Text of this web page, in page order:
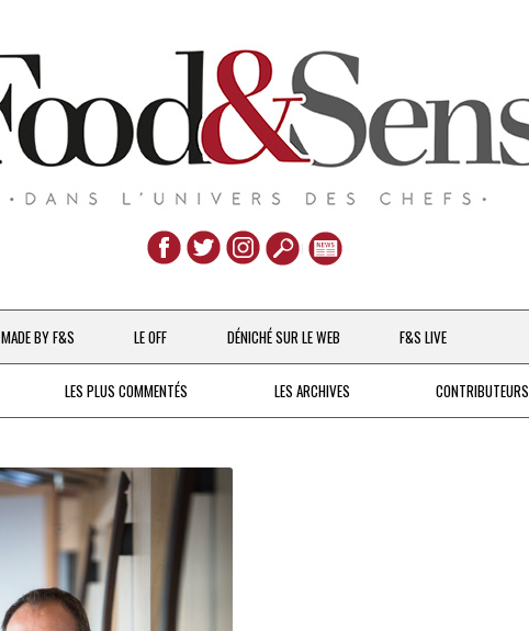
Aller
au
contenu
MADE BY F&S
CHEFS & ACTUALITÉS
À LA PETITE CUILLÈRE
DESTIN DE FEMME
V…DE VOYAGE
LE OFF DÉNICHÉ SUR LE WEB F&S LIVE
LES PLUS COMMENTÉS LES ARCHIVES CONTRIBUTEURS